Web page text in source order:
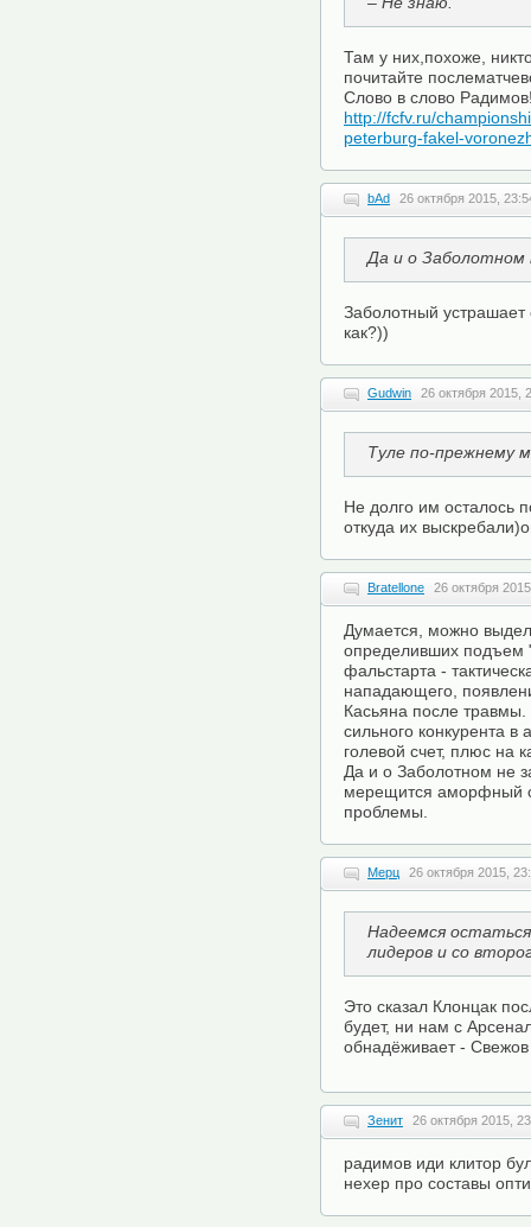
Там у них,похоже,
почитайте
Слово в слово
http://fcfv.ru/
peterburg-fakel-
bAd 26 октября 2015,
Да и о Заболотном
Заболотный устрашает
как?))
Gudwin 26 октября 2015,
Туле по-прежнему
Не долго им осталось
откуда их
Bratellone 26 октября
Думается, можно
определивших подъем
фальстарта -
нападающего,
Касьяна после
сильного конкурента в
голевой счет, плюс на
Да и о Заболотном не
мерещится аморфный
проблемы.
Мерц 26 октября 2015,
Надеемся
лидеров и со
Это сказал Клонцак
будет, ни нам с
обнадёживает -
Зенит 26 октября 2015,
радимов иди клитор
нехер про составы